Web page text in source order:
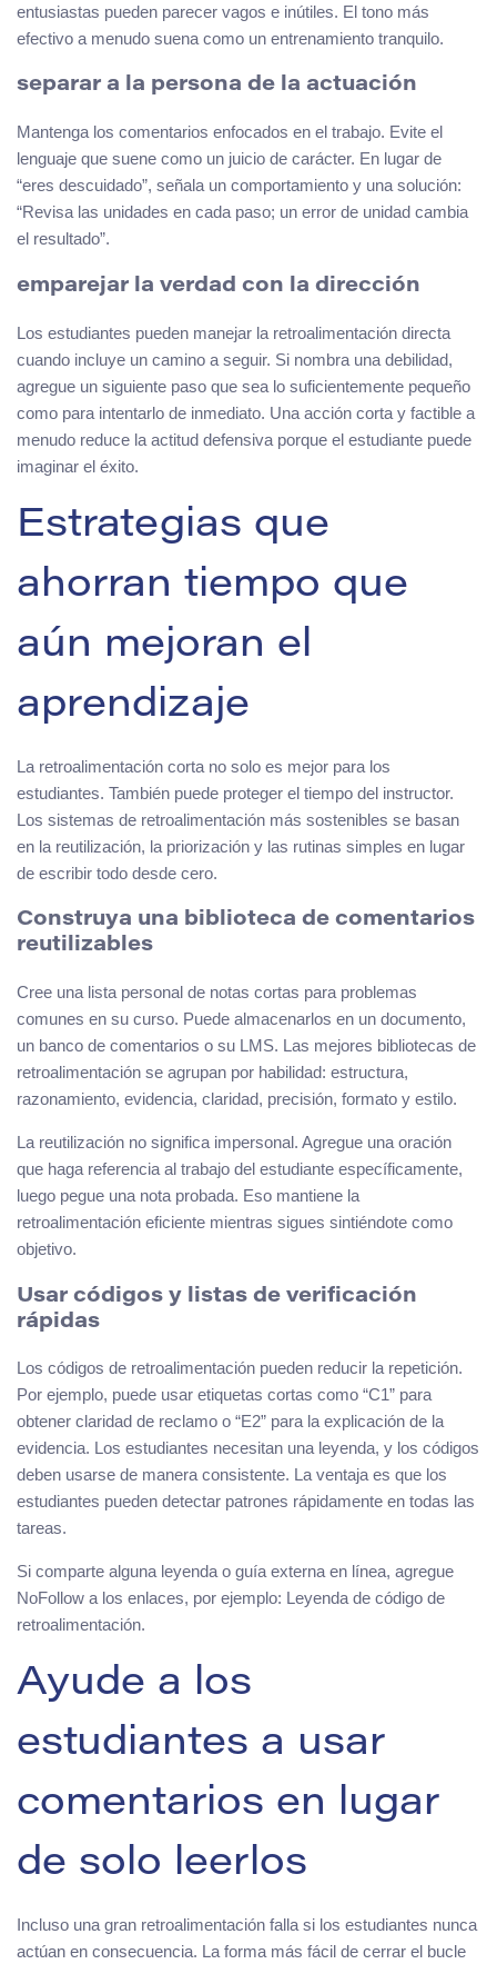
entusiastas pueden parecer vagos e inútiles. El tono más
efectivo a menudo suena como un entrenamiento tranquilo.
separar a la persona de la actuación
Mantenga los comentarios enfocados en el trabajo. Evite el
lenguaje que suene como un juicio de carácter. En lugar de
“eres descuidado”, señala un comportamiento y una solución:
“Revisa las unidades en cada paso; un error de unidad cambia
el resultado”.
emparejar la verdad con la dirección
Los estudiantes pueden manejar la retroalimentación directa
cuando incluye un camino a seguir. Si nombra una debilidad,
agregue un siguiente paso que sea lo suficientemente pequeño
como para intentarlo de inmediato. Una acción corta y factible a
menudo reduce la actitud defensiva porque el estudiante puede
imaginar el éxito.
Estrategias que
ahorran tiempo que
aún mejoran el
aprendizaje
La retroalimentación corta no solo es mejor para los
estudiantes. También puede proteger el tiempo del instructor.
Los sistemas de retroalimentación más sostenibles se basan
en la reutilización, la priorización y las rutinas simples en lugar
de escribir todo desde cero.
Construya una biblioteca de comentarios
reutilizables
Cree una lista personal de notas cortas para problemas
comunes en su curso. Puede almacenarlos en un documento,
un banco de comentarios o su LMS. Las mejores bibliotecas de
retroalimentación se agrupan por habilidad: estructura,
razonamiento, evidencia, claridad, precisión, formato y estilo.
La reutilización no significa impersonal. Agregue una oración
que haga referencia al trabajo del estudiante específicamente,
luego pegue una nota probada. Eso mantiene la
retroalimentación eficiente mientras sigues sintiéndote como
objetivo.
Usar códigos y listas de verificación
rápidas
Los códigos de retroalimentación pueden reducir la repetición.
Por ejemplo, puede usar etiquetas cortas como “C1” para
obtener claridad de reclamo o “E2” para la explicación de la
evidencia. Los estudiantes necesitan una leyenda, y los códigos
deben usarse de manera consistente. La ventaja es que los
estudiantes pueden detectar patrones rápidamente en todas las
tareas.
Si comparte alguna leyenda o guía externa en línea, agregue
NoFollow a los enlaces, por ejemplo: Leyenda de código de
retroalimentación.
Ayude a los
estudiantes a usar
comentarios en lugar
de solo leerlos
Incluso una gran retroalimentación falla si los estudiantes nunca
actúan en consecuencia. La forma más fácil de cerrar el bucle